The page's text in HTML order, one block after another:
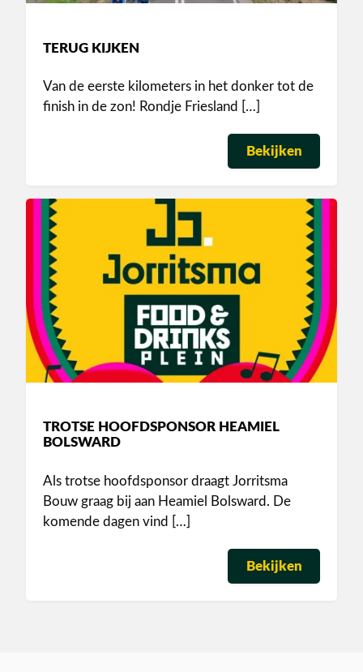
TERUG KIJKEN
Van de eerste kilometers in het donker tot de
finish in de zon! Rondje Friesland […]
Bekijken
TROTSE HOOFDSPONSOR HEAMIEL
BOLSWARD
Als trotse hoofdsponsor draagt Jorritsma
Bouw graag bij aan Heamiel Bolsward. De
komende dagen vind […]
Bekijken